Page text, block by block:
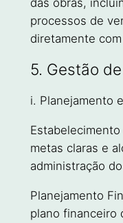
processos de
diretamente
5. Gestão
i. Planejamento
metas claras e
administração
Planejamento
plano financeiro